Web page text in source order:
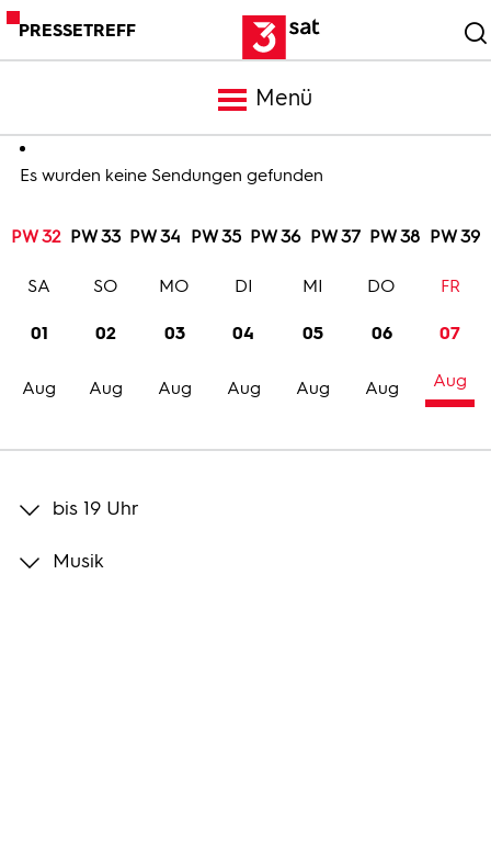
PRESSETREFF
Menü
Meldungen
Programm
Trailer
Bilder
Es wurden keine Sendungen gefunden
PW 32 PW 33 PW 34 PW 35 PW 36 PW 37 PW 38 PW 39
01
Aug
SA
02
Aug
SO
03
Aug
MO
04
Aug
DI
05
Aug
MI
06
Aug
DO
07
Aug
FR
bis 19 Uhr
Musik